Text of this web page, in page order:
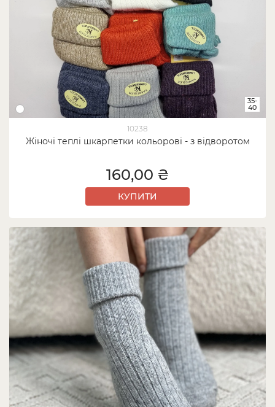
10238
Жіночі теплі шкарпетки кольорові - з відворотом
35-
40
160,00 ₴
КУПИТИ